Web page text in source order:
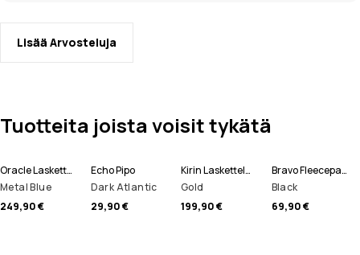
Lisää Arvosteluja
Tuotteita joista voisit tykätä
Oracle Laskettelutakki Miehet
Metal Blue
249,90 €
Echo Pipo
Dark Atlantic
29,90 €
Kirin Lasketteluhousut Miehet
Gold
199,90 €
Bravo Fleecepaita Miehet
Black
69,90 €